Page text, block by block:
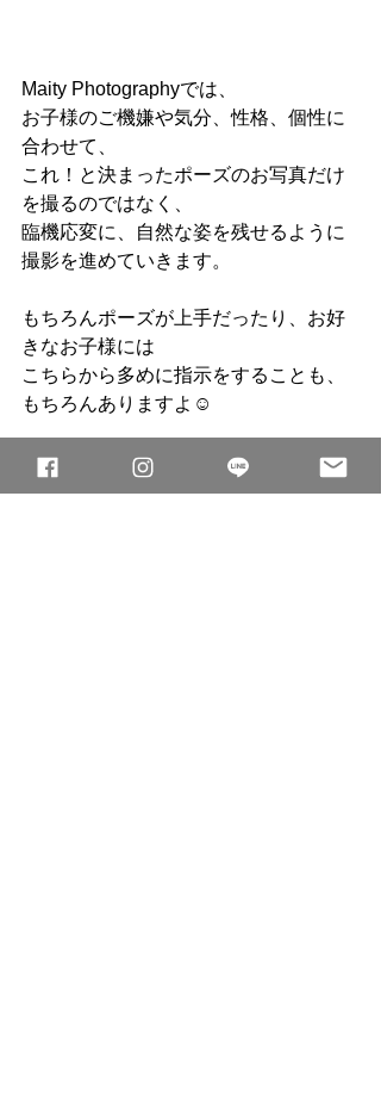
Maity Photographyでは、
お子様のご機嫌や気分、性格、個性に
合わせて、
これ！と決まったポーズのお写真だけ
を撮るのではなく、
臨機応変に、自然な姿を残せるように
撮影を進めていきます。
もちろんポーズが上手だったり、お好
きなお子様には
こちらから多めに指示をすることも、
もちろんありますよ☺︎